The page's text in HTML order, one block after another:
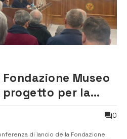
Museo
progetto per la
0
di lancio della Fondazione